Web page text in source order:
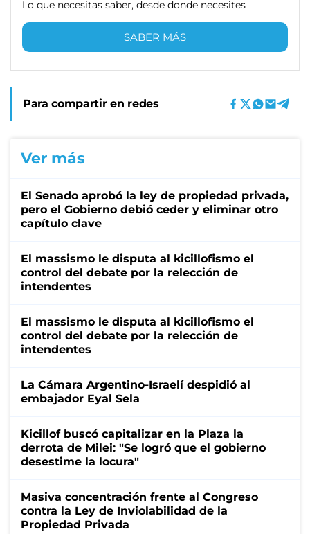
Lo que necesitas saber, desde donde necesites
SABER MÁS
Para compartir en redes
Ver más
El Senado aprobó la ley de propiedad privada,
pero el Gobierno debió ceder y eliminar otro
capítulo clave
El massismo le disputa al kicillofismo el
control del debate por la relección de
intendentes
El massismo le disputa al kicillofismo el
control del debate por la relección de
intendentes
La Cámara Argentino-Israelí despidió al
embajador Eyal Sela
Kicillof buscó capitalizar en la Plaza la
derrota de Milei: "Se logró que el gobierno
desestime la locura"
Masiva concentración frente al Congreso
contra la Ley de Inviolabilidad de la
Propiedad Privada